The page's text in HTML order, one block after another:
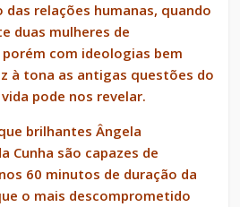
relações humanas, quando
duas mulheres de
com ideologias bem
à tona as antigas questões do
pode nos revelar.
brilhantes Ângela
Cunha são capazes de
60 minutos de duração da
o mais descomprometido